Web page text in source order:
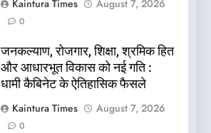
Kaintura Times August 7, 2026
0
जनकल्याण, रोजगार, शिक्षा, श्रमिक हित
और आधारभूत विकास को नई गति :
धामी कैबिनेट के ऐतिहासिक फैसले
Kaintura Times
August 7, 2026
0